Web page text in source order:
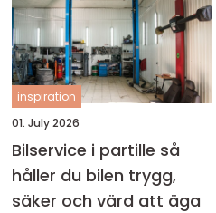
inspiration
01. July 2026
Bilservice i partille så
håller du bilen trygg,
säker och värd att äga